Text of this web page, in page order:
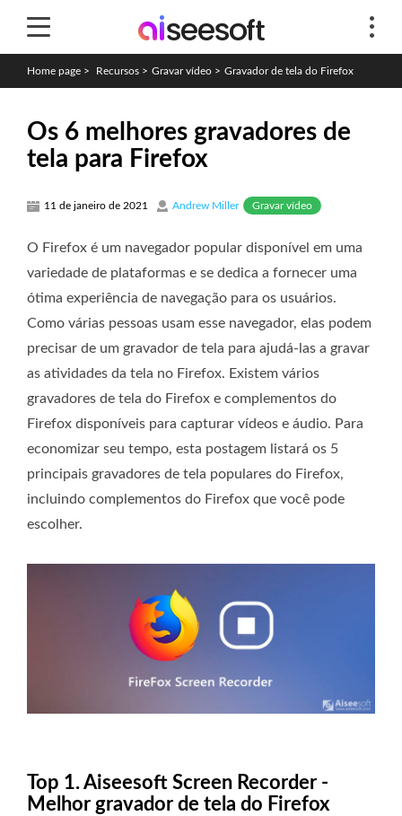
Home page > Recursos > Gravar vídeo > Gravador de tela do Firefox
Os 6 melhores gravadores de
tela para Firefox
11 de janeiro de 2021 Andrew Miller Gravar vídeo
O Firefox é um navegador popular disponível em uma
variedade de plataformas e se dedica a fornecer uma
ótima experiência de navegação para os usuários.
Como várias pessoas usam esse navegador, elas podem
precisar de um gravador de tela para ajudá-las a gravar
as atividades da tela no Firefox. Existem vários
gravadores de tela do Firefox e complementos do
Firefox disponíveis para capturar vídeos e áudio. Para
economizar seu tempo, esta postagem listará os 5
principais gravadores de tela populares do Firefox,
incluindo complementos do Firefox que você pode
escolher.
Top 1. Aiseesoft Screen Recorder -
Melhor gravador de tela do Firefox